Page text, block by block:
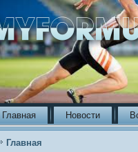
Главная Новости
Главная